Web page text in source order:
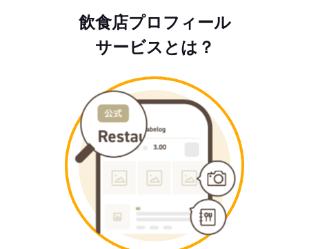
飲食店プロフィール
サービスとは？